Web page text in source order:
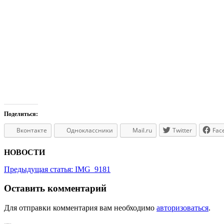
Поделиться:
Вконтакте Одноклассники Mail.ru Twitter
НОВОСТИ
Предыдущая статья: IMG_9181
Оставить комментарий
Для отправки комментария вам необходимо авторизоваться.